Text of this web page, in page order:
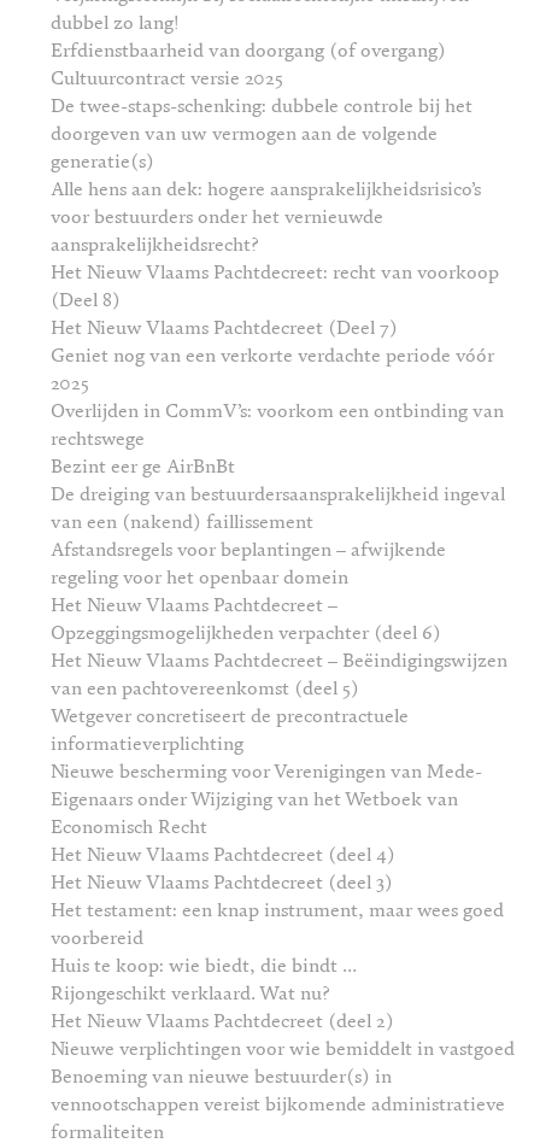
dubbel zo lang!
Erfdienstbaarheid van doorgang (of overgang)
Cultuurcontract versie 2025
De twee-staps-schenking: dubbele controle bij het
doorgeven van uw vermogen aan de volgende
generatie(s)
Alle hens aan dek: hogere aansprakelijkheidsrisico’s
voor bestuurders onder het vernieuwde
aansprakelijkheidsrecht?
Het Nieuw Vlaams Pachtdecreet: recht van voorkoop
(Deel 8)
Het Nieuw Vlaams Pachtdecreet (Deel 7)
Geniet nog van een verkorte verdachte periode vóór
2025
Overlijden in CommV’s: voorkom een ontbinding van
rechtswege
Bezint eer ge AirBnBt
De dreiging van bestuurdersaansprakelijkheid ingeval
van een (nakend) faillissement
Afstandsregels voor beplantingen – afwijkende
regeling voor het openbaar domein
Het Nieuw Vlaams Pachtdecreet –
Opzeggingsmogelijkheden verpachter (deel 6)
Het Nieuw Vlaams Pachtdecreet – Beëindigingswijzen
van een pachtovereenkomst (deel 5)
Wetgever concretiseert de precontractuele
informatieverplichting
Nieuwe bescherming voor Verenigingen van Mede-
Eigenaars onder Wijziging van het Wetboek van
Economisch Recht
Het Nieuw Vlaams Pachtdecreet (deel 4)
Het Nieuw Vlaams Pachtdecreet (deel 3)
Het testament: een knap instrument, maar wees goed
voorbereid
Huis te koop: wie biedt, die bindt …
Rijongeschikt verklaard. Wat nu?
Het Nieuw Vlaams Pachtdecreet (deel 2)
Nieuwe verplichtingen voor wie bemiddelt in vastgoed
Benoeming van nieuwe bestuurder(s) in
vennootschappen vereist bijkomende administratieve
formaliteiten